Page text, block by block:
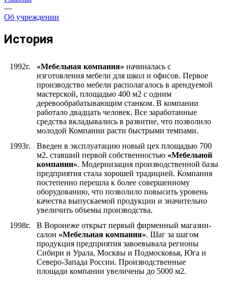
—
Об учреждении
История
1992г. «Мебельная компания» начиналась с
изготовления мебели для школ и офисов. Первое
производство мебели располагалось в арендуемой
мастерской, площадью 400 м2 с одним
деревообрабатывающим станком. В компании
работало двадцать человек. Все заработанные
средства вкладывались в развитие, что позволило
молодой Компании расти быстрыми темпами.
1993г.
Введен в эксплуатацию новый цех площадью 700
м2, ставший первой собственностью «Мебельной
компании». Модернизация производственной базы
предприятия стала хорошей традицией. Компания
постепенно перешла к более совершенному
оборудованию, что позволило повысить уровень
качества выпускаемой продукции и значительно
увеличить объемы производства.
1998г.
В Воронеже открыт первый фирменный магазин-
салон «Мебельная компания». Шаг за шагом
продукция предприятия завоевывала регионы
Сибири и Урала, Москвы и Подмосковья, Юга и
Северо-Запада России. Производственные
площади компании увеличены до 5000 м2.